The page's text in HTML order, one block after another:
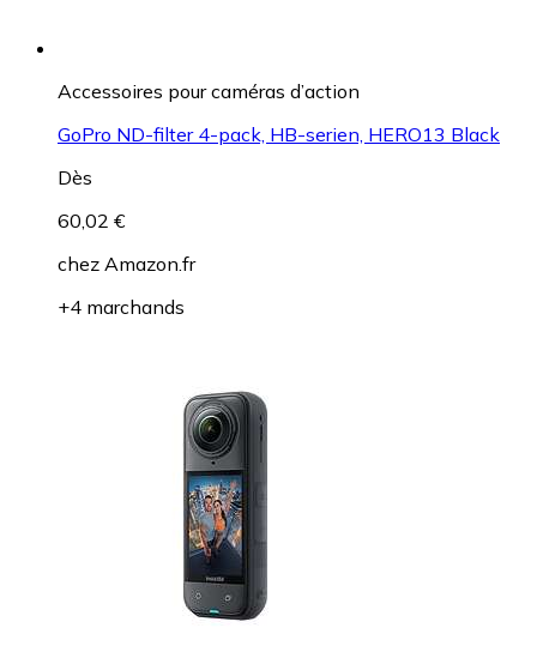
Accessoires pour caméras d’action
GoPro ND-filter 4-pack, HB-serien, HERO13 Black
Dès
60,02 €
chez Amazon.fr
+4 marchands